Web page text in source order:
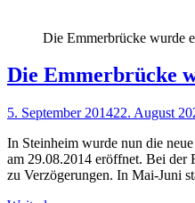
Die Emmerbrücke wurde
Die Emmerbrücke
5. September 201422. August
In Steinheim wurde nun die
am 29.08.2014 eröffnet. Bei der
zu Verzögerungen. In Mai-Juni